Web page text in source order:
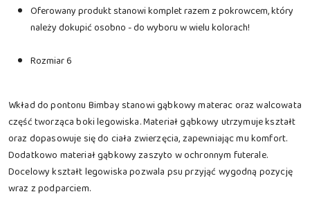
Oferowany produkt stanowi komplet razem z pokrowcem, który
należy dokupić osobno - do wyboru w wielu kolorach!
Rozmiar 6
Wkład do pontonu Bimbay stanowi gąbkowy materac oraz walcowata
część tworząca boki legowiska. Materiał gąbkowy utrzymuje kształt
oraz dopasowuje się do ciała zwierzęcia, zapewniając mu komfort.
Dodatkowo materiał gąbkowy zaszyto w ochronnym futerale.
Docelowy kształt legowiska pozwala psu przyjąć wygodną pozycję
wraz z podparciem.